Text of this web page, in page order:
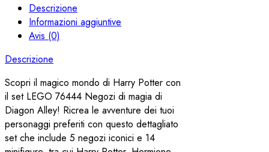
Descrizione
Informazioni aggiuntive
Avis (0)
Descrizione
Scopri il magico mondo di Harry Potter con
il set LEGO 76444 Negozi di magia di
Diagon Alley! Ricrea le avventure dei tuoi
personaggi preferiti con questo dettagliato
set che include 5 negozi iconici e 14